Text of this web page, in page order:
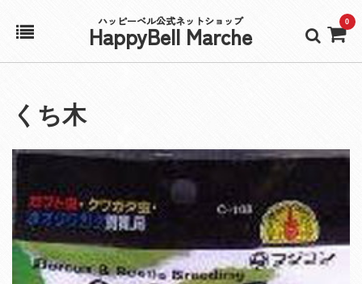
ハッピーベル公式ネットショップ
HappyBell Marche 0
アカウント
カート
くち木